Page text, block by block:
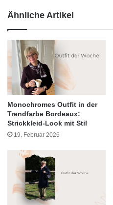
Ähnliche Artikel
Monochromes Outfit in der
Trendfarbe Bordeaux:
Strickkleid-Look mit Stil
19. Februar 2026